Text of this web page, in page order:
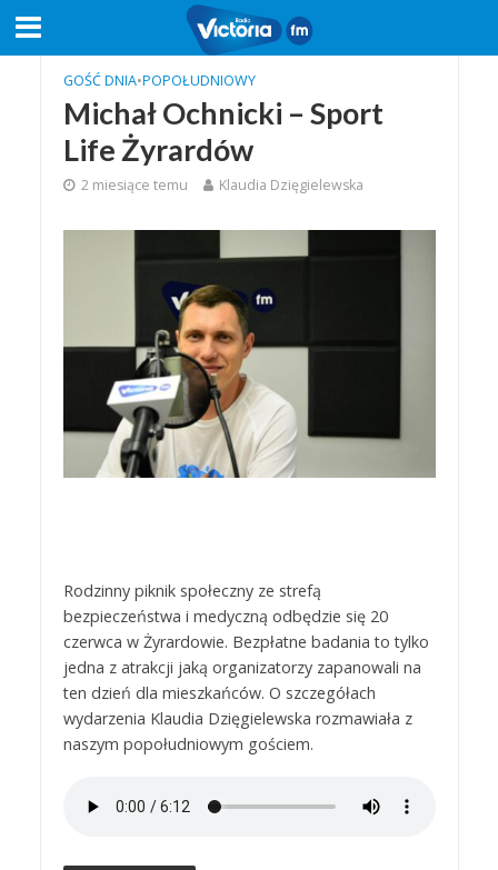
GOŚĆ DNIA•POPOŁUDNIOWY
Michał Ochnicki – Sport
Life Żyrardów
2 miesiące temu Klaudia Dzięgielewska
Rodzinny piknik społeczny ze strefą
bezpieczeństwa i medyczną odbędzie się 20
czerwca w Żyrardowie. Bezpłatne badania to tylko
jedna z atrakcji jaką organizatorzy zapanowali na
ten dzień dla mieszkańców. O szczegółach
wydarzenia Klaudia Dzięgielewska rozmawiała z
naszym popołudniowym gościem.